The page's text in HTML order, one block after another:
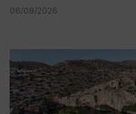
06/08/2026